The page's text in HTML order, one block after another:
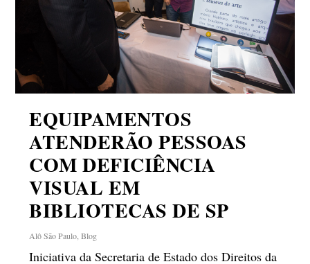
EQUIPAMENTOS
ATENDERÃO PESSOAS
COM DEFICIÊNCIA
VISUAL EM
BIBLIOTECAS DE SP
Alô São Paulo ,Blog
Iniciativa da Secretaria de Estado dos Direitos da